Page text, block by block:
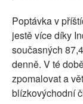
Poptávka v
jestě více díky
současných
denně. V té
zpomalovat a
blízkovýchodní